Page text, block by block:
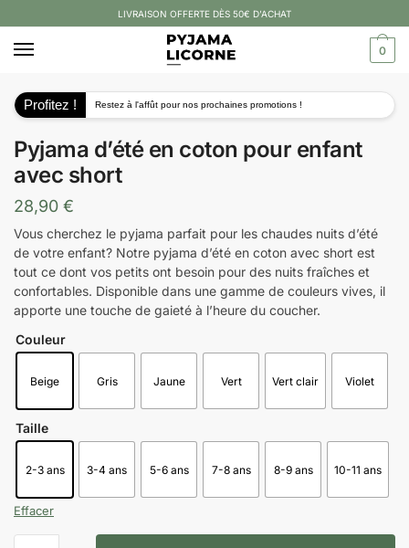
LIVRAISON OFFERTE DÈS 50€ D’ACHAT
0
Profitez ! Restez à l'affût pour nos prochaines promotions !
Pyjama d’été en coton pour enfant
avec short
28,90 €
Vous cherchez le pyjama parfait pour les chaudes nuits d’été
de votre enfant? Notre pyjama d’été en coton avec short est
tout ce dont vos petits ont besoin pour des nuits fraîches et
confortables. Disponible dans une gamme de couleurs vives, il
apporte une touche de gaieté à l’heure du coucher.
Couleur
Beige Gris Jaune Vert Vert clair Violet
Taille
2-3 ans 3-4 ans 5-6 ans 7-8 ans 8-9 ans 10-11 ans
Effacer